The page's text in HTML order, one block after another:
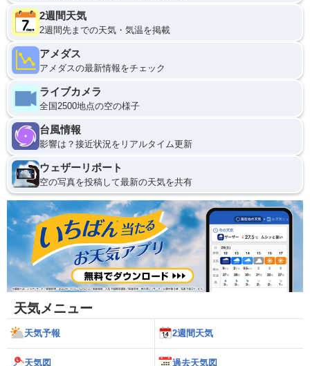
2週間天気
2週間先までの天気・気温を掲載
アメダス
アメダスの最新情報をチェック
ライブカメラ
全国2500地点の空の様子
台風情報
影響は？接近状況をリアルタイム更新
ウェザーリポート
空の写真を投稿して最新の天気を共有
天気メニュー
天気予報 2週間天気
天気図 過去天気図